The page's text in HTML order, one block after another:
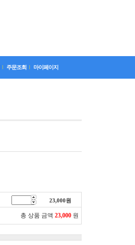
주문조회 마이페이지
23,000원
총 상품 금액 23,000 원